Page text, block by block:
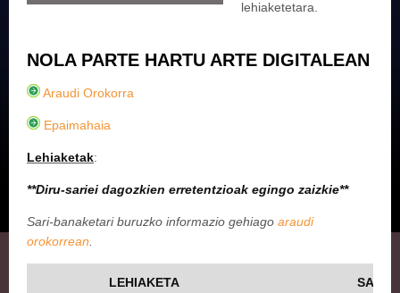
lehiaketetara.
NOLA PARTE HARTU ARTE DIGITALEAN
Araudi Orokorra
Epaimahaia
Lehiaketak:
**Diru-sariei dagozkien erretentzioak egingo zaizkie**
Sari-banaketari buruzko informazio gehiago araudi
orokorrean
LEHIAKETA